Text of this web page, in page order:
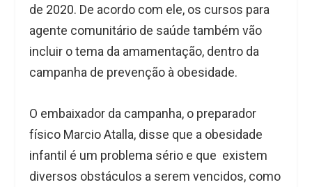
de 2020. De acordo com ele, os cursos para
agente comunitário de saúde também vão
incluir o tema da amamentação, dentro da
campanha de prevenção à obesidade.
O embaixador da campanha, o preparador
físico Marcio Atalla, disse que a obesidade
infantil é um problema sério e que existem
diversos obstáculos a serem vencidos, como